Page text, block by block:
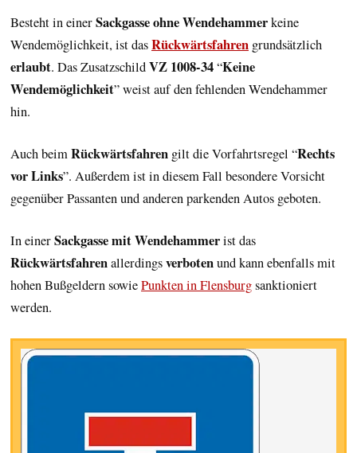
Besteht in einerSackgasse ohne Wendehammerkeine
Wendemöglichkeit, ist dasRückwärtsfahren grundsätzlich
erlaubt. Das ZusatzschildVZ 1008-34“Keine
Wendemöglichkeit” weist auf den fehlenden Wendehammer
hin.
Auch beimRückwärtsfahren gilt die Vorfahrtsregel “Rechts
vor Links”. Außerdem ist in diesem Fall besondere Vorsicht
gegenüber Passanten und anderen parkenden Autos geboten.
In einerSackgasse mit Wendehammerist das
Rückwärtsfahrenallerdingsverbotenund kann ebenfalls mit
hohen Bußgeldern sowiePunkten in Flensburgsanktioniert
werden.